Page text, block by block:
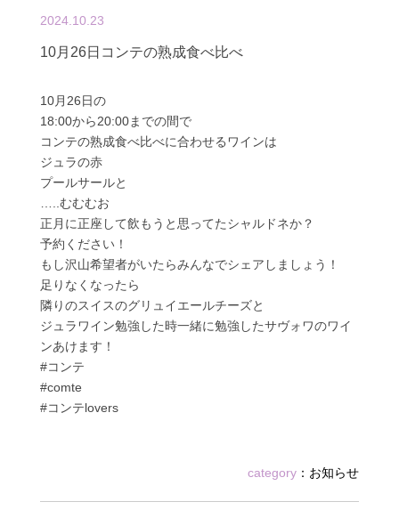
2024.10.23
10月26日コンテの熟成食べ比べ
10月26日の
18:00から20:00までの間で
コンテの熟成食べ比べに合わせるワインは
ジュラの赤
プールサールと
…..むむむお
正月に正座して飲もうと思ってたシャルドネか？
予約ください！
もし沢山希望者がいたらみんなでシェアしましょう！
足りなくなったら
隣りのスイスのグリュイエールチーズと
ジュラワイン勉強した時一緒に勉強したサヴォワのワイ
ンあけます！
#コンテ
#comte
#コンテlovers
category ： お知らせ